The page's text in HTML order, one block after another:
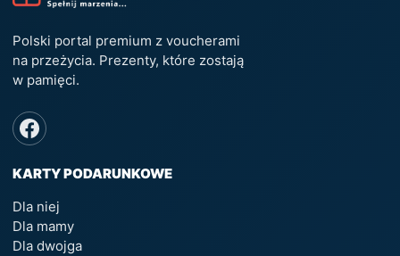
Polski portal premium z voucherami
na przeżycia. Prezenty, które zostają
w pamięci.
KARTY PODARUNKOWE
Dla niej
Dla mamy
Dla dwojga